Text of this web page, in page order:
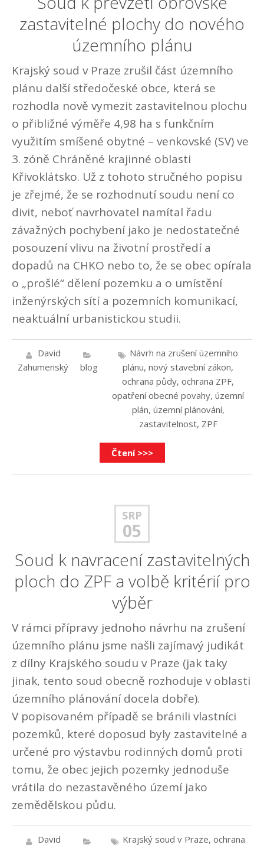
zastavitelné plochy do nového
územního plánu
Krajský soud v Praze zrušil část územního
plánu další středočeské obce, která se
rozhodla nově vymezit zastavitelnou plochu
o přibližné výměře 4,98 ha s funkčním
využitím smíšené obytné – venkovské (SV) ve
3. zóně Chráněné krajinné oblasti
Křivoklátsko. Už z tohoto stručného popisu
je zřejmé, že se rozhodnutí soudu není co
divit, neboť navrhovatel namítal řadu
závažných pochybení jako je nedostatečné
posouzení vlivu na životní prostředí a
dopadů na CHKO nebo to, že se obec opírala
o „prošlé“ dělení pozemku a o umístění
inženýrských sítí a pozemních komunikací,
neaktuální urbanistickou studii.
David
Zahumenský
blog
Návrh na zrušení územního
plánu, nový stavební zákon,
ochrana půdy, ochrana ZPF,
opatření obecné povahy, územní
plán, územní plánování,
zastavitelnost, ZPF
Čtení >>>
SRP
05
Soud k navracení zastavitelných
ploch do ZPF a volbě kritérií pro
výběr
V rámci přípravy jednoho návrhu na zrušení
územního plánu jsme našli zajímavý judikát
z dílny Krajského soudu v Praze (jak taky
jinak, tento soud obecně rozhoduje v oblasti
územního plánování docela dobře).
V popisovaném případě se bránili vlastníci
pozemků, které doposud byly zastavitelné a
určené pro výstavbu rodinných domů proti
tomu, že obec jejich pozemky jednoduše
vrátila do nezastavěného území jako
zemědělskou půdu.
David
Krajský soud v Praze, ochrana